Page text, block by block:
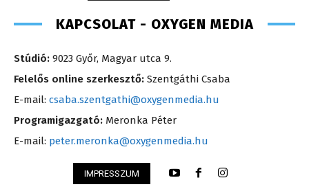
KAPCSOLAT - OXYGEN MEDIA
Stúdió: 9023 Győr, Magyar utca 9.
Felelős online szerkesztő: Szentgáthi Csaba
E-mail: csaba.szentgathi@oxygenmedia.hu
Programigazgató: Meronka Péter
E-mail: peter.meronka@oxygenmedia.hu
IMPRESSZUM